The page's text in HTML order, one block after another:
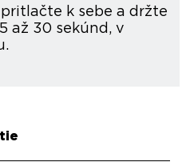
k sebe a držte
až 30 sekúnd, v